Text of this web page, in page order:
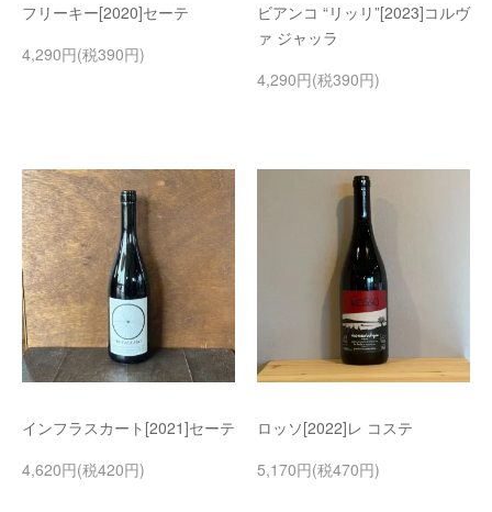
フリーキー[2020]セーテ
4,290円(税390円)
ビアンコ “リッリ”[2023]コルヴ
ァ ジャッラ
4,290円(税390円)
インフラスカート[2021]セーテ
4,620円(税420円)
ロッソ[2022]レ コステ
5,170円(税470円)